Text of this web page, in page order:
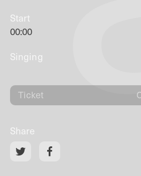
Start
00:00
Singing
Ticket
Share